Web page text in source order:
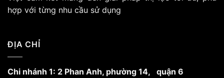
hợp với từng nhu cầu sử dụng
ĐỊA CHỈ
Chi nhánh 1: 2 Phan Anh, phường 14, quận 6